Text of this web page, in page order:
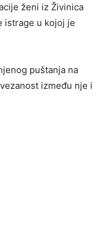
ženi iz Živinica
istrage u kojoj je
puštanja na
između nje i